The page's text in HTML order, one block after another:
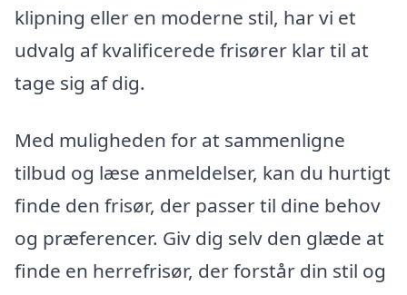
klipning eller en moderne stil, har vi et
udvalg af kvalificerede frisører klar til at
tage sig af dig.
Med muligheden for at sammenligne
tilbud og læse anmeldelser, kan du hurtigt
finde den frisør, der passer til dine behov
og præferencer. Giv dig selv den glæde at
finde en herrefrisør, der forstår din stil og